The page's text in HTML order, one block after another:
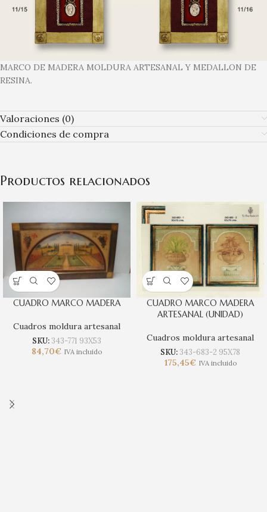
MARCO DE MADERA MOLDURA ARTESANAL Y MEDALLON DE
RESINA.
Valoraciones (0)
Condiciones de compra
Productos relacionados
CUADRO MARCO MADERA
Cuadros moldura artesanal
SKU: 343-771 93X53
84,70€ IVA incluido
CUADRO MARCO MADERA
ARTESANAL (UNIDAD)
Cuadros moldura artesanal
SKU: 343-683-2 95X78
175,45€ IVA incluido